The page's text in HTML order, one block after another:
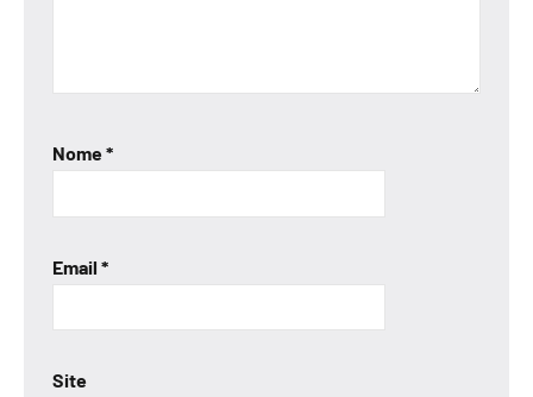
Nome*
Email *
Site